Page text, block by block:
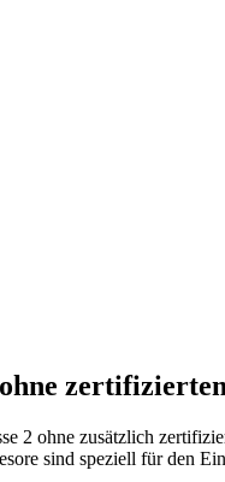
2 ohne zusätzlich
sind speziell für den